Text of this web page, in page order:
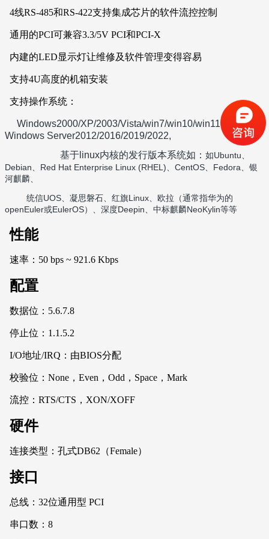
4线RS-485和RS-422支持集成芯片的软件流控控制
通用的PCI可兼容3.3/5V PCI和PCI-X
内建的LED显示灯让维修及软件管理变得容易
支持4U高度的机箱安装
支持操作系统：
Windows2000/XP/2003/Vista/win7/win10/win11，
Windows Server2012/2016/2019/2022,
基于linux内核的发行版本系统如： 如‌Ubuntu‌
Debian‌ Red Hat Enterprise Linux (RHEL)‌ ‌CentOS Fedora 、银
河麒麟
统信UOS‌ 、凝思磐石 、红旗Linux 、欧拉（通常指华为的
openEuler或EulerOS）、深度Deepin 、中标麒麟NeoKylin等等
性能
速率：50 bps ~ 921.6 Kbps
配置
数据位：5.6.7.8
停止位：1.1.5.2
I/O地址/IRQ：由BIOS分配
校验位：None，Even，Odd，Space，Mark
流控：RTS/CTS，XON/XOFF
硬件
连接类型：孔式DB62（Female）
接口
总线：32位通用型 PCI
串口数：8